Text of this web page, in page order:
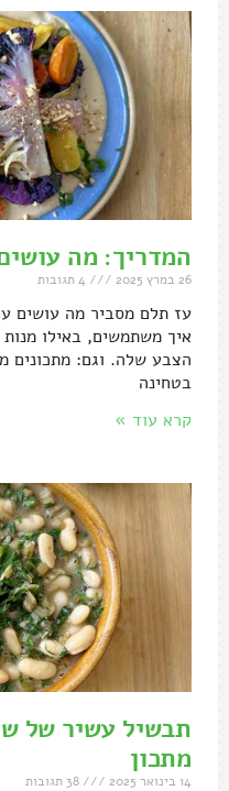
המדריך: מה
26 במרץ 2025
עז תלם מסביר מה עושים
איך משתמשים, באילו
הצבע שלה. וגם: מתכונים
בטחינה
קרא עוד »
תבשיל עשיר של
מתכון
14 בינואר 2025